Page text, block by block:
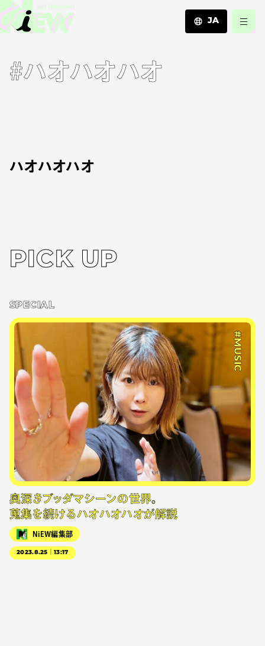
JA
#ハオハオハオ
ハオハオハオ
PICK UP
SPECIAL
#MUSIC
奥深きブッダマシーンの世界。
蒐集を続けるハオハオハオが解説
NiEW編集部
2023.8.25｜13:17